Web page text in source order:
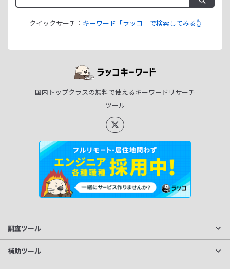
クイックサーチ： キーワード「ラッコ」で検索してみる👆
国内トップクラスの無料で使えるキーワードリサーチ
ツール
調査ツール
サイト分析
補助ツール